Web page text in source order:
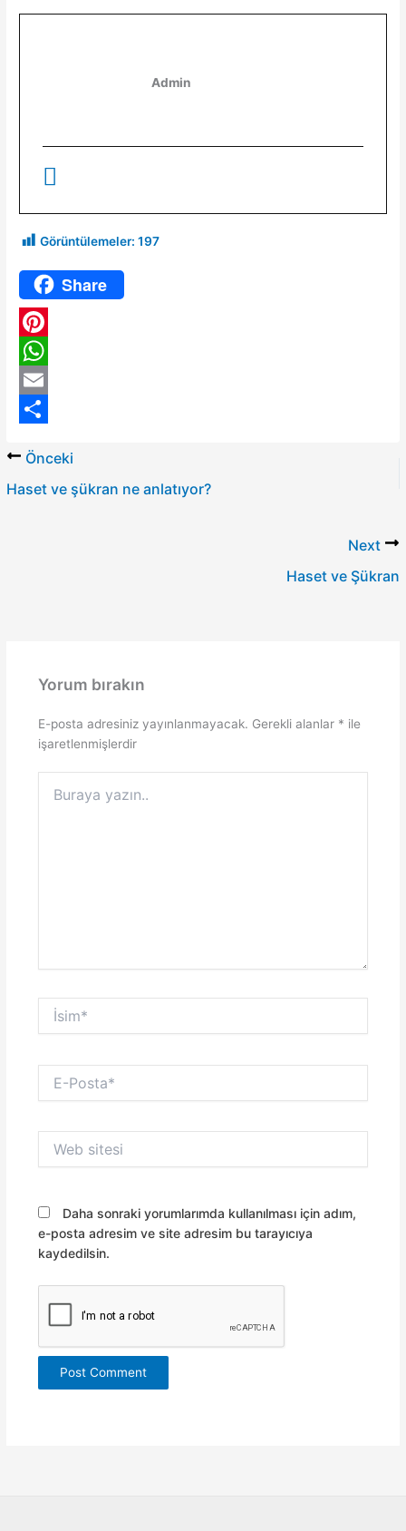
Admin
Görüntülemeler: 197
Share
P
n
r
W
h
s
E
ia
Önceki
Haset ve şükran ne anlatıyor?
Next
Haset ve Şükran
Yorum bırakın
E-posta adresiniz yayınlanmayacak. Gerekli alanlar * ile
işaretlenmişlerdir
yazın..
İsim*
Posta*
sitesi
Daha sonraki yorumlarımda kullanılması için adım,
e-posta adresim ve site adresim bu tarayıcıya
kaydedilsin.